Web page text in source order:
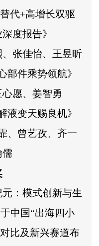
代+高增长双驱
度报告》
张佳怡、王昱昕
部件乘势领航》
愿、姜智勇
液变天赐良机》
、曾艺孜、齐一
儒
元：模式创新与生
中国“出海四小
比及新兴赛道布